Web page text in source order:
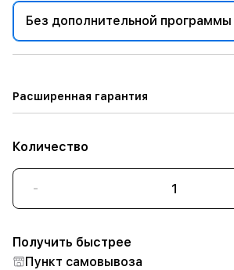
Без дополнительной программы
Расширенная гарантия
Количество
-
Получить быстрее
Пункт самовывоза